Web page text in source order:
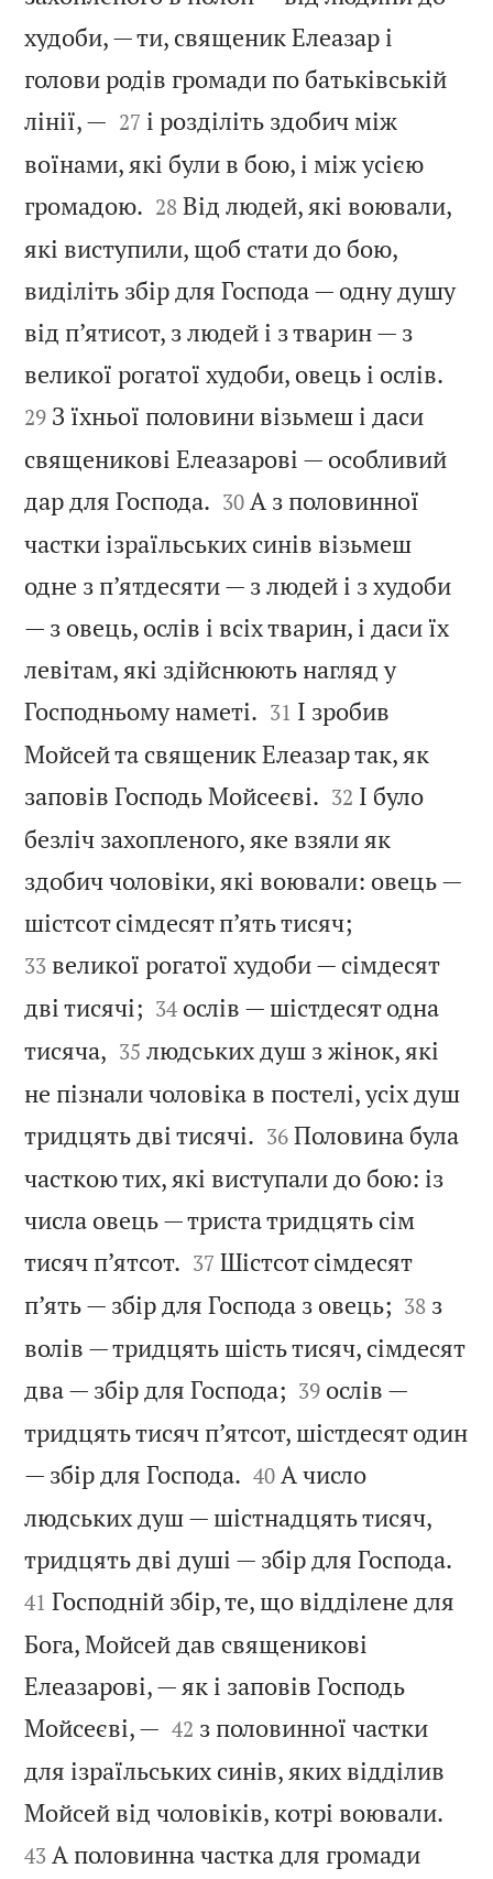
худоби, — ти, священик Елеазар і
голови родів громади по батьківській
лінії, — 

27 і розділіть здобич між
воїнами, які були в бою, і між усією
громадою. 

28 Від людей, які воювали,
які виступили, щоб стати до бою,
виділіть збір для Господа — одну душу
від п’ятисот, з людей і з тварин — з
великої рогатої худоби, овець і ослів.
29 З їхньої половини візьмеш і даси
священикові Елеазарові — особливий
дар для Господа. 

30 А з половинної
частки ізраїльських синів візьмеш
одне з п’ятдесяти — з людей і з худоби
— з овець, ослів і всіх тварин, і даси їх
левітам, які здійснюють нагляд у
Господньому наметі. 

31 І зробив
Мойсей та священик Елеазар так, як
заповів Господь Мойсеєві. 

32 І було
безліч захопленого, яке взяли як
здобич чоловіки, які воювали: овець —
шістсот сімдесят п’ять тисяч;
33 великої рогатої худоби — сімдесят
дві тисячі; 

34 ослів — шістдесят одна
тисяча, 

35 людських душ з жінок, які
не пізнали чоловіка в постелі, усіх душ
тридцять дві тисячі. 

36 Половина була
часткою тих, які виступали до бою: із
числа овець — триста тридцять сім
тисяч п’ятсот. 

37 Шістсот сімдесят
п’ять — збір для Господа з овець; 

38 з
волів — тридцять шість тисяч, сімдесят
два — збір для Господа; 

39 ослів —
тридцять тисяч п’ятсот, шістдесят один
— збір для Господа. 

40 А число
людських душ — шістнадцять тисяч,
тридцять дві душі — збір для Господа.
41 Господній збір, те, що відділене для
Бога, Мойсей дав священикові
Елеазарові, — як і заповів Господь
Мойсеєві, — 

42 з половинної частки
для ізраїльських синів, яких відділив
Мойсей від чоловіків, котрі воювали.
43 А половинна частка для громади